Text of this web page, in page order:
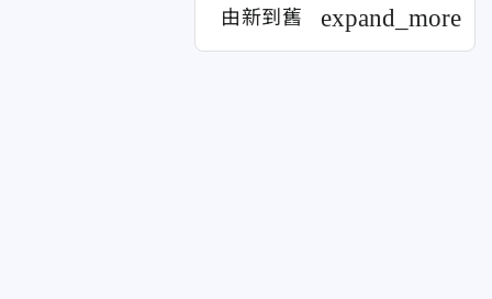
由新到舊 expand_more